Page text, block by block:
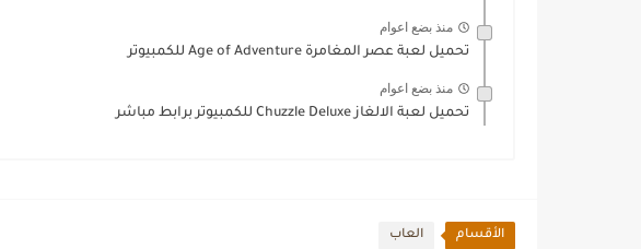
منذ بضع اعوام
تحميل لعبة عصر المغامرة Age of Adventure للكمبيوتر
منذ بضع اعوام
تحميل لعبة الالغاز Chuzzle Deluxe للكمبيوتر برابط مباشر
الأقسام العاب